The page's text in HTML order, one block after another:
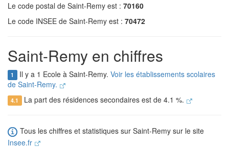
Le code postal de Saint-Remy est : 70160
Le code INSEE de Saint-Remy est : 70472
Saint-Remy en chiffres
1 Il y a 1 Ecole à Saint-Remy. Voir les établissements scolaires
de Saint-Remy.
4.1 La part des résidences secondaires est de 4.1 %.
Tous les chiffres et statistiques sur Saint-Remy sur le site
Insee.fr